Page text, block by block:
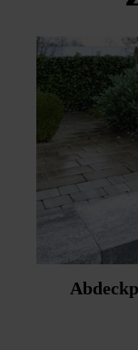
Aufgrund der
Innenseiten
unterschiedlich
Für den
in Platin
nuancierten
(Abdeckplatte
nuanciert
Um die
Steinwerke
Duoprotect